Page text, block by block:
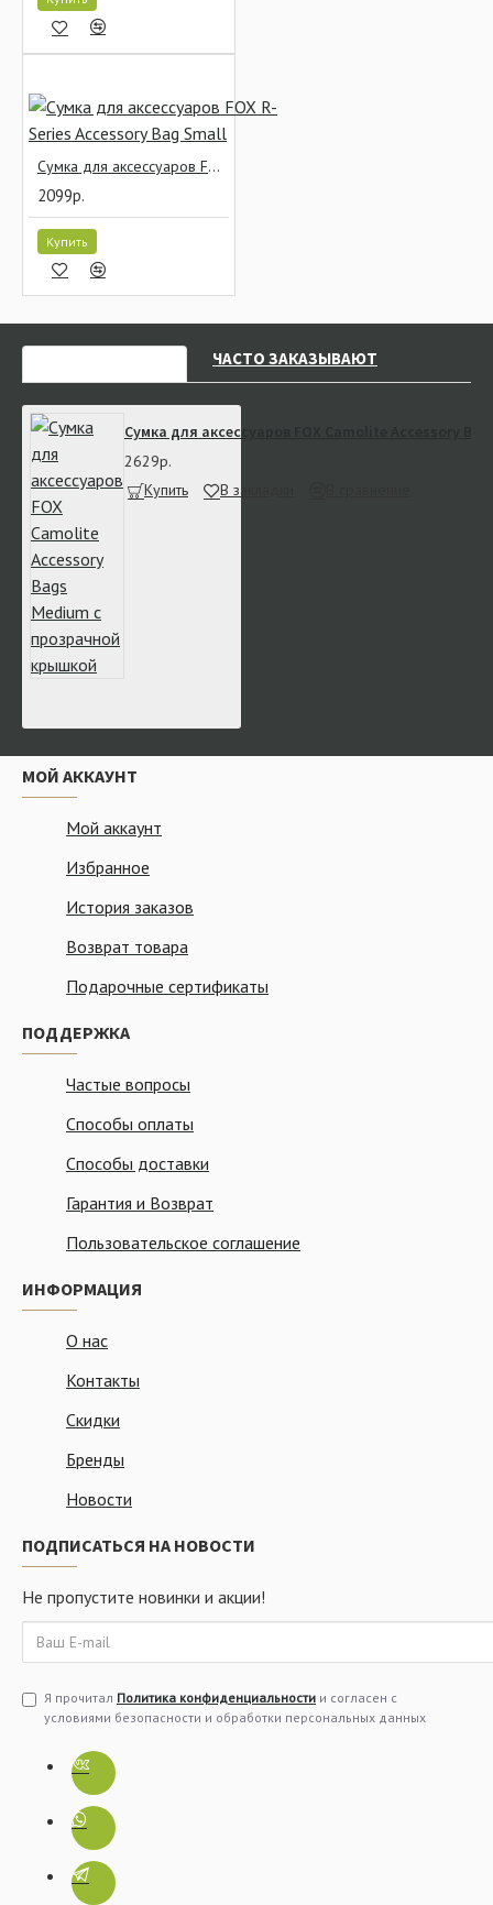
Сумка для аксессуаров FOX R-Series Accessory Bag Small
2099р.
Купить
ЧАСТО ЗАКАЗЫВАЮТ
Сумка для аксессуаров FOX Camolite Accessory
2629р.
Купить
В закладки
МОЙ АККАУНТ
Мой аккаунт
Избранное
История заказов
Возврат товара
Подарочные сертификаты
ПОДДЕРЖКА
Частые вопросы
Способы оплаты
Способы доставки
Гарантия и Возврат
Пользовательское соглашение
ИНФОРМАЦИЯ
О нас
Контакты
Скидки
Бренды
Новости
ПОДПИСАТЬСЯ НА НОВОСТИ
Не пропустите новинки и акции!
Я прочитал Политика конфиденциальности и согласен с
условиями безопасности и обработки персональных данных